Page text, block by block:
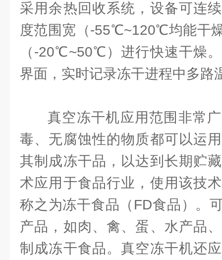
采用余热回收系统，设备可连
度范围宽（-55℃~120℃均能干
（-20℃~50℃）进行快速干燥
界面，实时记录冻干进程中多路
真空冻干机应用范围非常
毒、无腐蚀性的物质都可以运
其制成冻干品，以达到长期贮
术应用于食品行业，使用该技
称之为冻干食品（FD食品）。
产品，如肉、禽、蛋、水产品
制成冻干食品。真空冻干机还